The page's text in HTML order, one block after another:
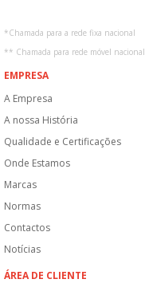
*Chamada para a rede fixa nacional
** Chamada para rede móvel nacional
EMPRESA
A Empresa
A nossa História
Qualidade e Certificações
Onde Estamos
Marcas
Normas
Contactos
Notícias
ÁREA DE CLIENTE